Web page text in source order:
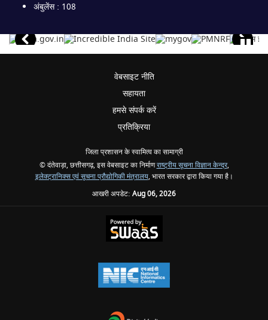
अंबुलेंस : 108
वेबसाइट नीति
सहायता
हमसे संपर्क करें
प्रतिक्रिया
जिला प्रशासन के स्वामित्व का सामाग्री
© दंतेवाड़ा, छत्तीसगढ़, इस वेबसाइट का निर्माणराष्ट्रीय सूचना विज्ञान केन्द्र,
इलेक्ट्रानिक्स एवं सूचना प्रौद्योगिकी मंत्रालय, भारत सरकार द्वारा किया गया है।
आखरी अपडेट: Aug 06, 2026